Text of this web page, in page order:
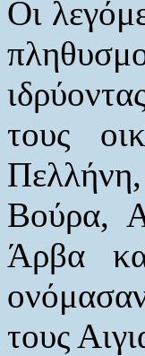
Οι
τους
Βούρα,
Άρβα
τους